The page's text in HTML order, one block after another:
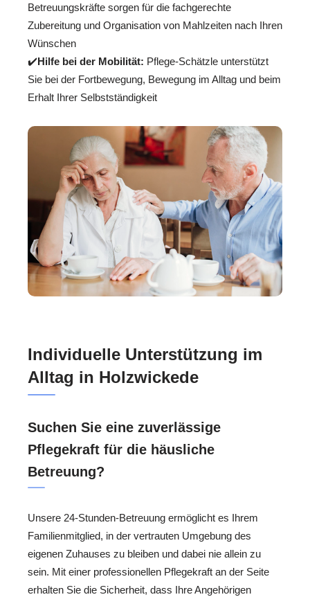
Betreuungskräfte sorgen für die fachgerechte
Zubereitung und Organisation von Mahlzeiten nach Ihren
Wünschen
✔️Hilfe bei der Mobilität: Pflege-Schätzle unterstützt
Sie bei der Fortbewegung, Bewegung im Alltag und beim
Erhalt Ihrer Selbstständigkeit
Individuelle Unterstützung im
Alltag in Holzwickede
Suchen Sie eine zuverlässige
Pflegekraft für die häusliche
Betreuung?
Unsere 24-Stunden-Betreuung ermöglicht es Ihrem
Familienmitglied, in der vertrauten Umgebung des
eigenen Zuhauses zu bleiben und dabei nie allein zu
sein. Mit einer professionellen Pflegekraft an der Seite
erhalten Sie die Sicherheit, dass Ihre Angehörigen